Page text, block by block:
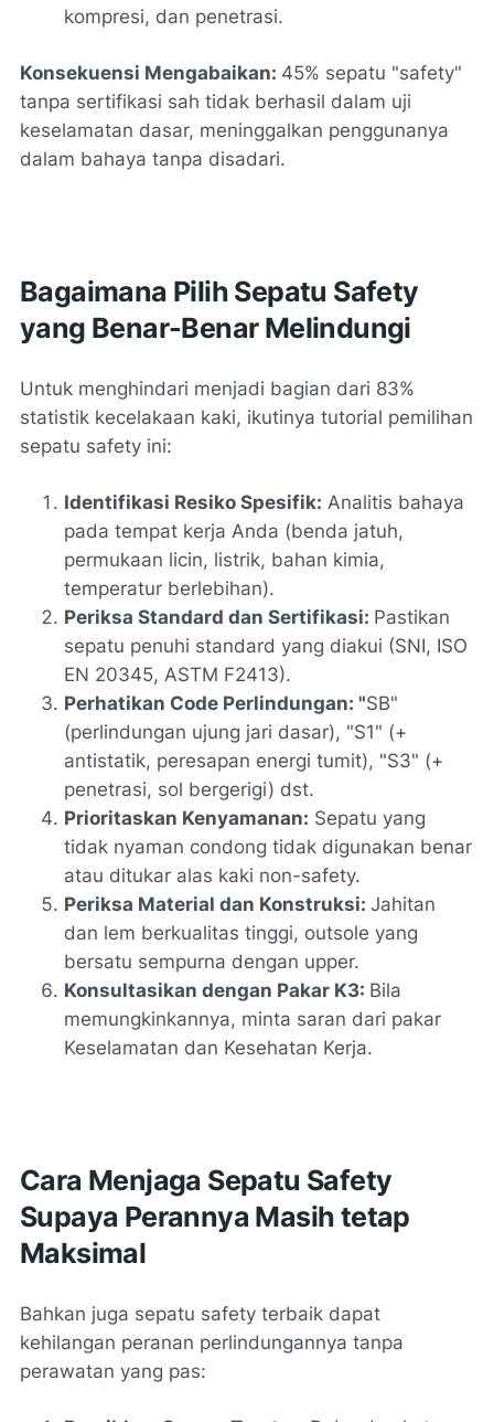
kompresi, dan penetrasi.
Konsekuensi Mengabaikan: 45% sepatu "safety"
tanpa sertifikasi sah tidak berhasil dalam uji
keselamatan dasar, meninggalkan penggunanya
dalam bahaya tanpa disadari.
Bagaimana Pilih Sepatu Safety
yang Benar-Benar Melindungi
Untuk menghindari menjadi bagian dari 83%
statistik kecelakaan kaki, ikutinya tutorial pemilihan
sepatu safety ini:
Identifikasi Resiko Spesifik: Analitis bahaya
pada tempat kerja Anda (benda jatuh,
permukaan licin, listrik, bahan kimia,
temperatur berlebihan).
Periksa Standard dan Sertifikasi: Pastikan
sepatu penuhi standard yang diakui (SNI, ISO
EN 20345, ASTM F2413).
Perhatikan Code Perlindungan: "SB"
(perlindungan ujung jari dasar), "S1" (+
antistatik, peresapan energi tumit), "S3" (+
penetrasi, sol bergerigi) dst.
Prioritaskan Kenyamanan: Sepatu yang
tidak nyaman condong tidak digunakan benar
atau ditukar alas kaki non-safety.
Periksa Material dan Konstruksi: Jahitan
dan lem berkualitas tinggi, outsole yang
bersatu sempurna dengan upper.
Konsultasikan dengan Pakar K3: Bila
memungkinkannya, minta saran dari pakar
Keselamatan dan Kesehatan Kerja.
Cara Menjaga Sepatu Safety
Supaya Perannya Masih tetap
Maksimal
Bahkan juga sepatu safety terbaik dapat
kehilangan peranan perlindungannya tanpa
perawatan yang pas: